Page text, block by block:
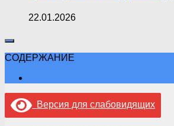
22.01.2026
СОДЕРЖАНИЕ
Версия для слабовидящих